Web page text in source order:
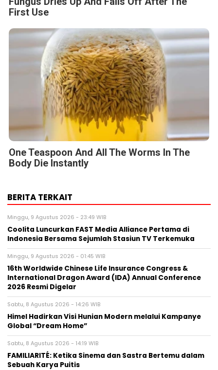
First Use
One Teaspoon And All The Worms In The
Body Die Instantly
BERITA TERKAIT
Minggu, 9 Agustus 2026 - 23:49 WIB
Coolita Luncurkan FAST Media Alliance Pertama di
Indonesia Bersama Sejumlah Stasiun TV Terkemuka
Minggu, 9 Agustus 2026 - 01:45 WIB
16th Worldwide Chinese Life Insurance Congress &
International Dragon Award (IDA) Annual Conference
2026 Resmi Digelar
Sabtu, 8 Agustus 2026 - 14:26 WIB
Himel Hadirkan Visi Hunian Modern melalui Kampanye
Global “Dream Home”
Sabtu, 8 Agustus 2026 - 14:19 WIB
FAMILIARITÉ: Ketika Sinema dan Sastra Bertemu dalam
Sebuah Karya Puitis